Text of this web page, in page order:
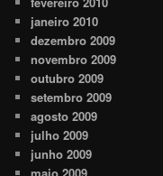
janeiro 2010
dezembro 2009
novembro 2009
outubro 2009
setembro 2009
agosto 2009
julho 2009
junho 2009
maio 2009